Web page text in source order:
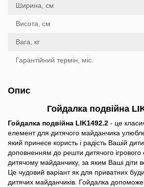
Ширина, см
Висота, см
Вага, кг
Гарантійний термін, міс.
Опис
Гойдалка подвійна
Гойдалка подвійна LIK1492.2 - це
елемент для дитячого майданчика
який принесе користь і радість Вашій
доповненням до решти дитячого
дитячому майданчику, за яким Ваші діти
Це чудовий варіант як для приватних
дитячих майданчиків. Гойдалка